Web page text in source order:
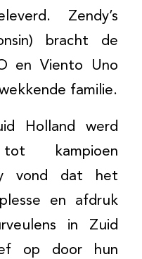
Zendy’s
bracht de
en Viento Uno
familie.
Holland werd
kampioen
vond dat het
en afdruk
in Zuid
op door hun